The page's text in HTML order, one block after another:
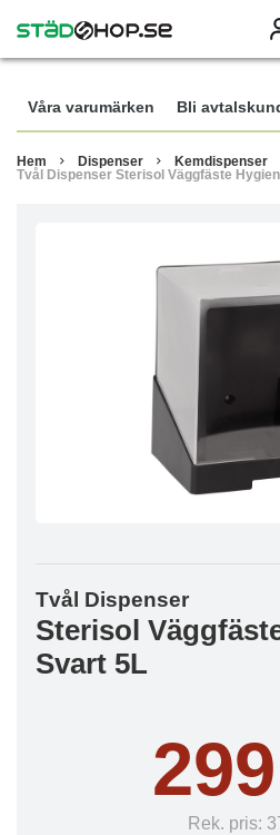
Våra varumärken Bli
Hem Dispenser Kemdispenser
Tvål Dispenser Sterisol Väggfäste
Tvål Dispenser
Sterisol
Svart 5L
Rek. pris: